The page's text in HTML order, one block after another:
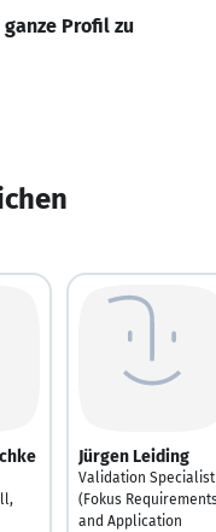
Profil zu
Jürgen Leiding
Validation Specialist
(Fokus
and Application